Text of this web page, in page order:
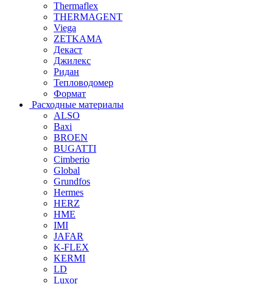
Thermaflex
THERMAGENT
Viega
ZETKAMA
Декаст
Джилекс
Ридан
Тепловодомер
Формат
Расходные материалы
ALSO
Baxi
BROEN
BUGATTI
Cimberio
Global
Grundfos
Hermes
HERZ
HME
IMI
JAFAR
K-FLEX
KERMI
LD
Luxor